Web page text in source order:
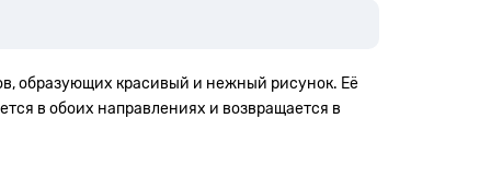
образующих красивый и нежный рисунок. Её
в обоих направлениях и возвращается в